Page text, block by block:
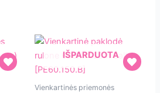
Vienkartinė
IŠPARDUOTA
Vienkartinės priemonės